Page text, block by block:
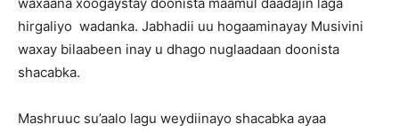
hirgaliyo wadanka. Jabhadii uu hogaaminayay Musivini
waxay bilaabeen inay u dhago nuglaadaan doonista
shacabka.
Mashruuc su’aalo lagu weydiinayo shacabka ayaa